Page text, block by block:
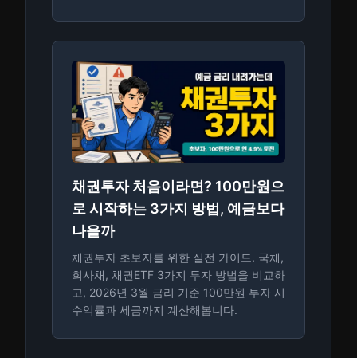
채권투자 처음이라면? 100만원으
로 시작하는 3가지 방법, 예금보다
나을까
채권투자 초보자를 위한 실전 가이드. 국채,
회사채, 채권ETF 3가지 투자 방법을 비교하
고, 2026년 3월 금리 기준 100만원 투자 시
수익률과 세금까지 계산해봅니다.